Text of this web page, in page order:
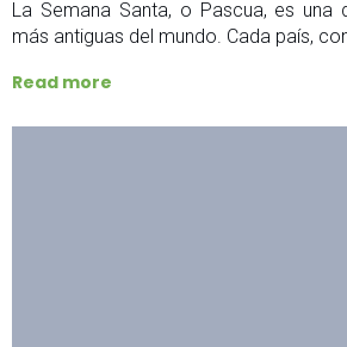
La Semana Santa, o Pascua, es una
más antiguas del mundo. Cada país,
Read more